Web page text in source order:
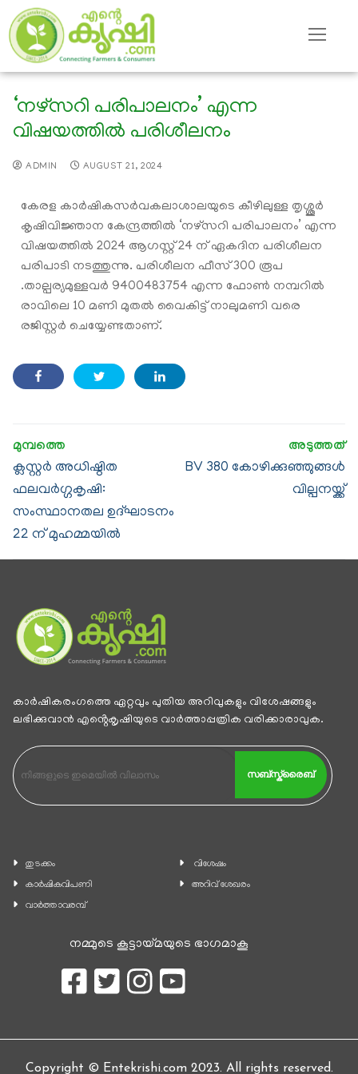
‘നഴ്സറി പരിപാലനം’ എന്ന
വിഷയത്തിൽ പരിശീലനം
ADMIN AUGUST 21, 2024
കേരള കാർഷികസർവകലാശാലയുടെ കീഴിലുള്ള തൃശ്ശൂർ
കൃഷിവിജ്ഞാന കേന്ദ്രത്തിൽ ‘നഴ്സറി പരിപാലനം’ എന്ന
വിഷയത്തിൽ 2024 ആഗസ്റ്റ് 24 ന് ഏകദിന പരിശീലന
പരിപാടി നടത്തുന്നു. പരിശീലന ഫീസ് 300 രൂപ
.താല്പര്യമുള്ളവർ 9400483754 എന്ന ഫോൺ നമ്പറിൽ
രാവിലെ 10 മണി മുതൽ വൈകിട്ട് നാലുമണി വരെ
രജിസ്റ്റർ ചെയ്യേണ്ടതാണ്.
ക്ലസ്റ്റർ അധിഷ്ഠിത
ഫലവർഗ്ഗകൃഷി:
സംസ്ഥാനതല ഉദ്ഘാടനം
22 ന് മുഹമ്മയിൽ
BV 380 കോഴിക്കുഞ്ഞുങ്ങൾ
വില്പനയ്ക്ക്
കാര്‍ഷികരംഗത്തെ ഏറ്റവും പുതിയ അറിവുകളും വിശേഷങ്ങളും
ലഭിക്കുവാന്‍ എൻ്റെകൃഷിയുടെ വാര്‍ത്താപ്പത്രിക വരിക്കാരാവുക.
സബ്സ്ക്രൈബ്
തുടക്കം
കാ‍ർഷികവിപണി
വാര്‍ത്താവരമ്പ്
വിശേഷം
അറിവ് ശേഖരം
നമ്മുടെ കൂട്ടായ്മയുടെ ഭാഗമാകൂ
Copyright © Entekrishi.com 2023. All rights reserved.